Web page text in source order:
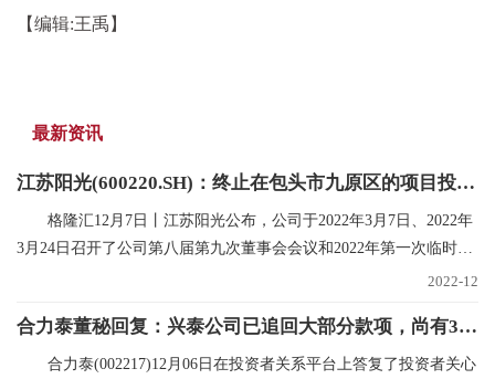
【编辑:王禹】
最新资讯
江苏阳光(600220.SH)：终止在包头市九原区的项目投资规划
格隆汇12月7日丨江苏阳光公布，公司于2022年3月7日、2022年
3月24日召开了公司第八届第九次董事会会议和2022年第一次临时股
2022-12
合力泰董秘回复：兴泰公司已追回大部分款项，尚有300多万未支付，已申请财产保全|世界焦点
合力泰(002217)12月06日在投资者关系平台上答复了投资者关心